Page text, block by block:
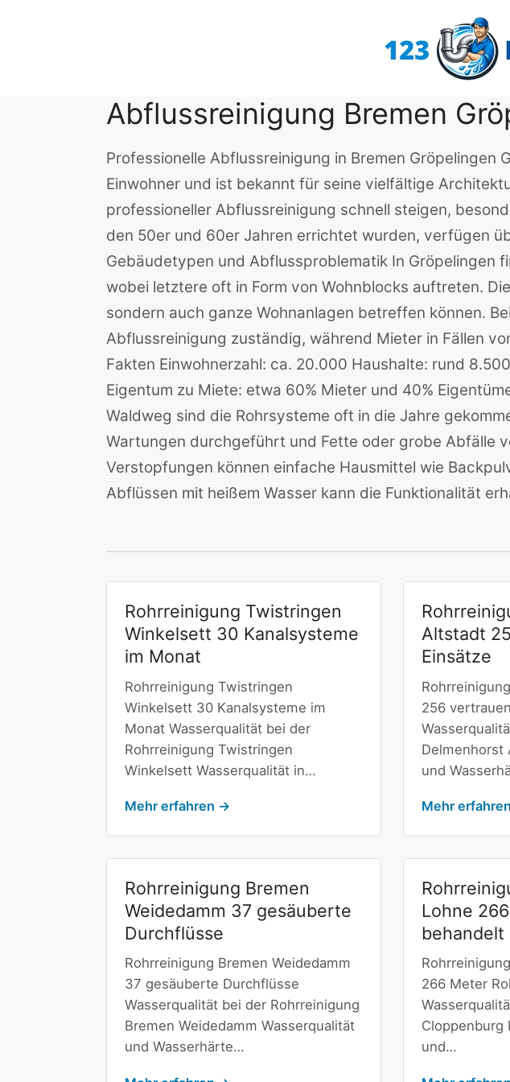
Abflussreinigung Bremen
Professionelle Abflussreinigung in Bremen
Einwohner und ist bekannt für seine vielfältige
professioneller Abflussreinigung schnell steigen,
den 50er und 60er Jahren errichtet wurden, verfügen
Gebäudetypen und Abflussproblematik In Gröpelingen
wobei letztere oft in Form von Wohnblocks auftreten.
sondern auch ganze Wohnanlagen betreffen können.
Abflussreinigung zuständig, während Mieter in Fällen
Fakten Einwohnerzahl: ca. 20.000 Haushalte: rund
Eigentum zu Miete: etwa 60% Mieter und 40%
Waldweg sind die Rohrsysteme oft in die Jahre
Wartungen durchgeführt und Fette oder grobe Abfälle
Verstopfungen können einfache Hausmittel wie
Abflüssen mit heißem Wasser kann die Funktionalität
Rohrreinigung Twistringen
Winkelsett 30 Kanalsysteme
im Monat
Rohrreinigung Twistringen
Winkelsett 30 Kanalsysteme im
Monat Wasserqualität bei der
Rohrreinigung Twistringen
Winkelsett Wasserqualität in…
Mehr erfahren →
Altstadt
Einsätze
256
Delmenhorst
und
Mehr
Rohrreinigung Bremen
Weidedamm 37 gesäuberte
Durchflüsse
Rohrreinigung Bremen Weidedamm
37 gesäuberte Durchflüsse
Wasserqualität bei der Rohrreinigung
Bremen Weidedamm Wasserqualität
und Wasserhärte…
Lohne
behandelt
266 Meter
Cloppenburg
und…